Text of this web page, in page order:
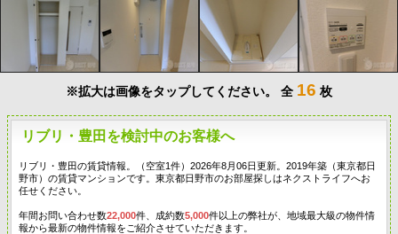
※拡大は画像をタップしてください。 全 16 枚
リブリ・豊田を検討中のお客様へ
リブリ・豊田の賃貸情報。（空室1件）2026年8月06日更新。2019年築（東京都日
野市）の賃貸マンションです。東京都日野市のお部屋探しはネクストライフへお
任せください。
年間お問い合わせ数22,000件、成約数5,000件以上の弊社が、地域最大級の物件情
報から最新の物件情報をご紹介させていただきます。